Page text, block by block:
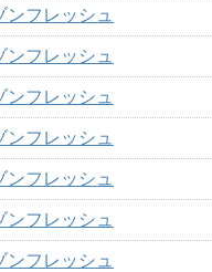
ンフレッシュ
ンフレッシュ
ンフレッシュ
ンフレッシュ
ンフレッシュ
ンフレッシュ
ンフレッシュ